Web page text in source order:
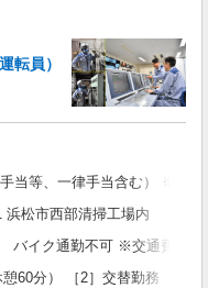
転員）
当等、一律手当含む） ※経
浜松市西部清掃工場内 ＪＦ
バイク通勤不可 ※交通費規程
60分） ［2］交替勤務 下